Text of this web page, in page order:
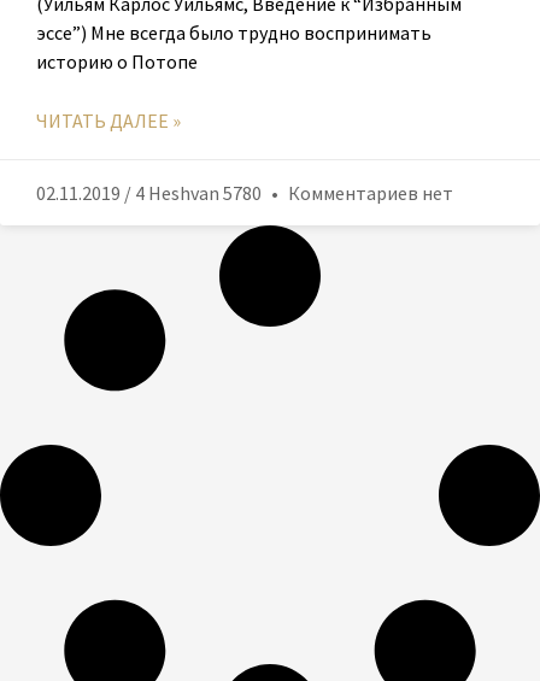
эссе”) Мне всегда было трудно воспринимать
историю о Потопе
ЧИТАТЬ ДАЛЕЕ »
02.11.2019 / 4 Heshvan 5780 Комментариев нет